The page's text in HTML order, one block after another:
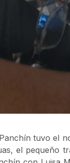
tuvo el
el pequeño